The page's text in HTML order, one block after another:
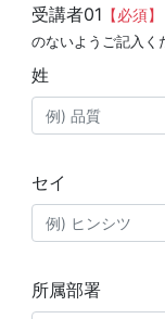
受講者01 【必須】
のないようご記入く
姓
セイ
所属部署